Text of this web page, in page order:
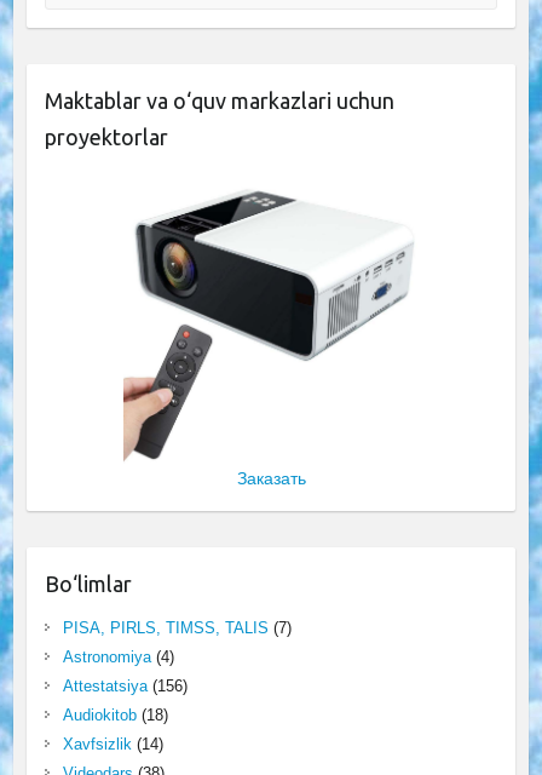
Maktablar va o‘quv markazlari uchun
proyektorlar
Заказать
Bo‘limlar
PISA, PIRLS, TIMSS, TALIS (7)
Astronomiya(4)
Attestatsiya(156)
Audiokitob(18)
Xavfsizlik(14)